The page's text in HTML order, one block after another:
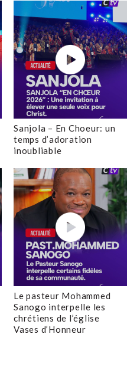
Sanjola – En Choeur: un
temps d’adoration
inoubliable
Le pasteur Mohammed
Sanogo interpelle les
chrétiens de l’église
Vases d’Honneur